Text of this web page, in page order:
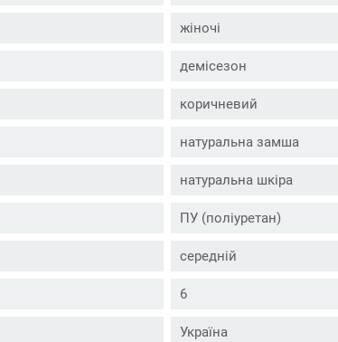
жіночі
демісезон
коричневий
натуральна замша
натуральна шкіра
ПУ (поліуретан)
середній
6
Україна